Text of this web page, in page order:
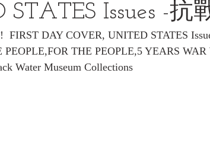
STATES Issues -抗
FIRST DAY COVER, UNITED STATES
PEOPLE,FOR THE PEOPLE,5 YEARS
Water Museum Collections